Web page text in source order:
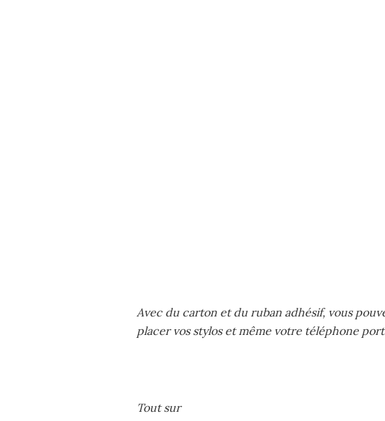
Avec du carton et du ruban adhésif, vous
placer vos stylos et même votre téléphone
Tout sur